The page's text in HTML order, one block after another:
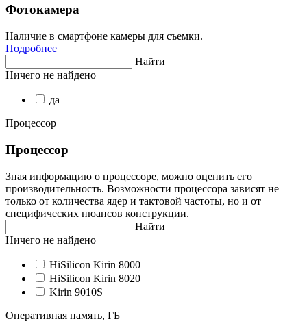
Фотокамера
Наличие в смартфоне камеры для съемки.
Подробнее
Найти
Ничего не найдено
да
Процессор
Процессор
Зная информацию о процессоре, можно оценить его
производительность. Возможности процессора зависят не
только от количества ядер и тактовой частоты, но и от
специфических нюансов конструкции.
Найти
Ничего не найдено
HiSilicon Kirin 8000
HiSilicon Kirin 8020
Kirin 9010S
Оперативная память, ГБ